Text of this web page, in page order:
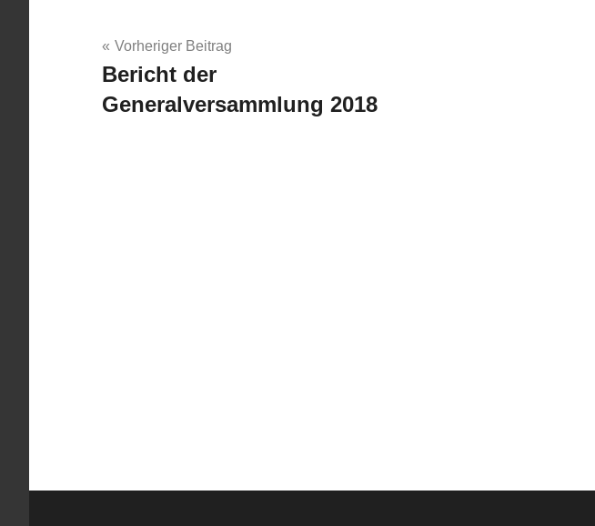
Beitragsnavigation
Vorheriger Beitrag
Bericht der
Generalversammlung 2018